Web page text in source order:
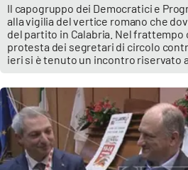
Il capogruppo dei Democratici e
alla vigilia del vertice romano che
del partito in Calabria. Nel frattempo
protesta dei segretari di circolo
ieri si è tenuto un incontro riservato